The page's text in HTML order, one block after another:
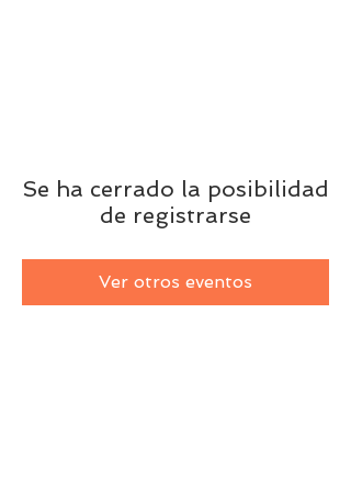
Se ha cerrado la posibilidad
de registrarse
Ver otros eventos